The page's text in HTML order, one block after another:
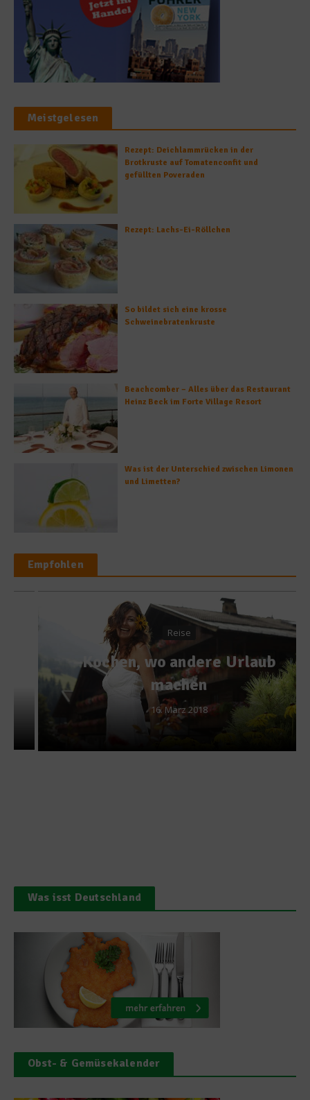
Meistgelesen
Rezept: Deichlammrücken in der
Brotkruste auf Tomatenconfit und
gefüllten Poveraden
Rezept: Lachs-Ei-Röllchen
So bildet sich eine krosse
Schweinebratenkruste
Beachcomber – Alles über das Restaurant
Heinz Beck im Forte Village Resort
Was ist der Unterschied zwischen Limonen
und Limetten?
Empfohlen
Reise
Kochen, wo andere Urlaub
machen
16. März 2018
Was isst Deutschland
Obst- & Gemüsekalender